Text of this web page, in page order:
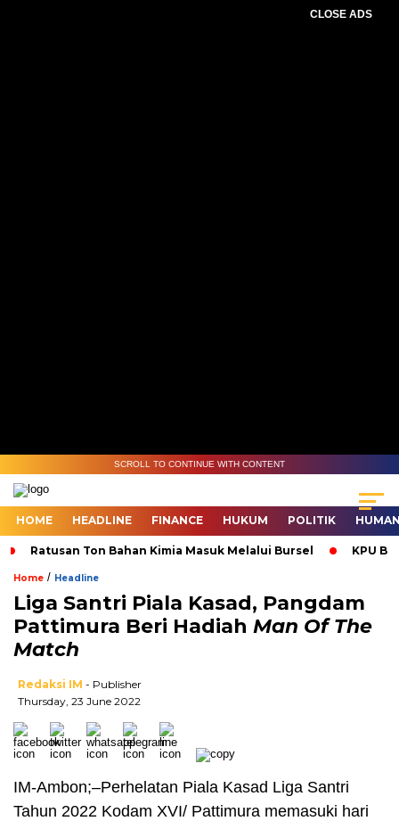
CLOSE ADS
SCROLL TO CONTINUE WITH CONTENT
HOME HEADLINE FINANCE HUKUM POLITIK
Ratusan Ton Bahan Kimia Masuk Melalui Bursel KPU
Home / Headline
Liga Santri Piala Kasad, Pangdam
Pattimura Beri Hadiah Man Of The
Match
Redaksi IM - Publisher
Thursday, 23 June 2022
IM-Ambon;–Perhelatan Piala Kasad Liga Santri
Tahun 2022 Kodam XVI/ Pattimura memasuki hari